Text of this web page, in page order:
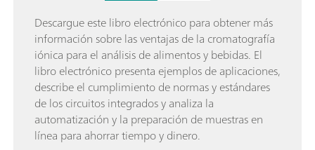
Descargue este libro electrónico para obtener más
información sobre las ventajas de la cromatografía
iónica para el análisis de alimentos y bebidas. El
libro electrónico presenta ejemplos de aplicaciones,
describe el cumplimiento de normas y estándares
de los circuitos integrados y analiza la
automatización y la preparación de muestras en
línea para ahorrar tiempo y dinero.